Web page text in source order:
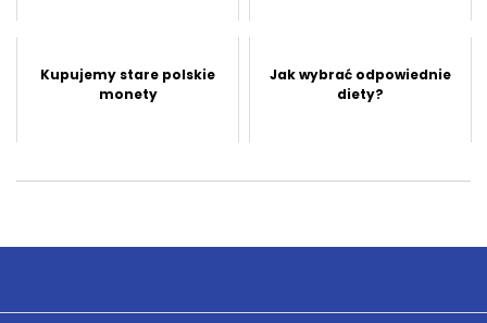
Kupujemy stare polskie
monety
Jak wybrać odpowiednie
diety?